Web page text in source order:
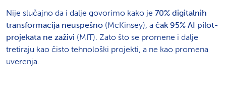
Nije slučajno da i dalje govorimo kako je 70% digitalnih
transformacija neuspešno (McKinsey), a čak 95% AI pilot-
projekata ne zaživi (MIT). Zato što se promene i dalje
tretiraju kao čisto tehnološki projekti, a ne kao promena
uverenja.